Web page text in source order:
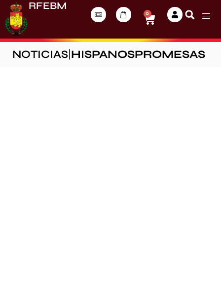
RFEBM
0
NOTICIAS HISPANOSPROMESAS